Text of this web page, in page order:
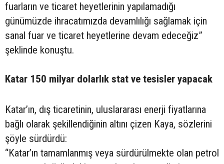
fuarların ve ticaret heyetlerinin yapılamadığı
günümüzde ihracatımızda devamlılığı sağlamak için
sanal fuar ve ticaret heyetlerine devam edeceğiz”
şeklinde konuştu.
Katar 150 milyar dolarlık stat ve tesisler yapacak
Katar’ın, dış ticaretinin, uluslararası enerji fiyatlarına
bağlı olarak şekillendiğinin altını çizen Kaya, sözlerini
şöyle sürdürdü:
“Katar’ın tamamlanmış veya sürdürülmekte olan petrol